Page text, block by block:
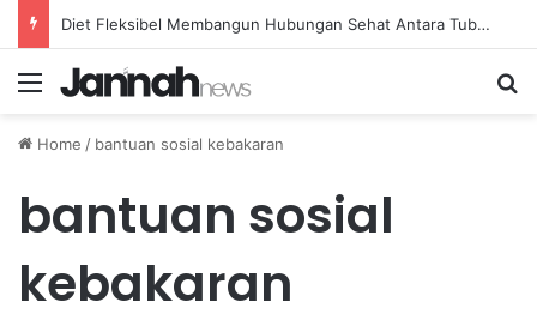
Diet Fleksibel Membangun Hubungan Sehat Antara Tubuh dan Makanan Sehari-hari
Menu
Home / bantuan sosial kebakaran
bantuan sosial
kebakaran